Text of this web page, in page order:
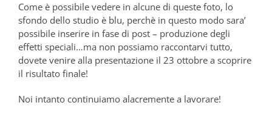
Come è possibile vedere in alcune di queste foto, lo
sfondo dello studio è blu, perchè in questo modo sara’
possibile inserire in fase di post – produzione degli
effetti speciali…ma non possiamo raccontarvi tutto,
dovete venire alla presentazione il 23 ottobre a scoprire
il risultato finale!
Noi intanto continuiamo alacremente a lavorare!